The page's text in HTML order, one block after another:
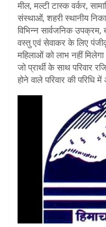
मील, मल्टी टास्क वर्कर,
संस्थाओं, शहरी स्थानीय
विभिन्न सार्वजनिक उपक्रम,
वस्तु एवं सेवाकर के लिए
महिलाओं को लाभ नहीं
जो प्रार्थी के साथ परिवार
होने वाले परिवार की परिधि